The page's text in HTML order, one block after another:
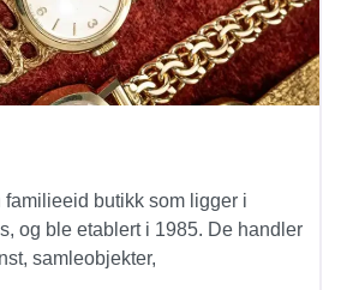
familieeid butikk som ligger i
og ble etablert i 1985. De handler
samleobjekter,